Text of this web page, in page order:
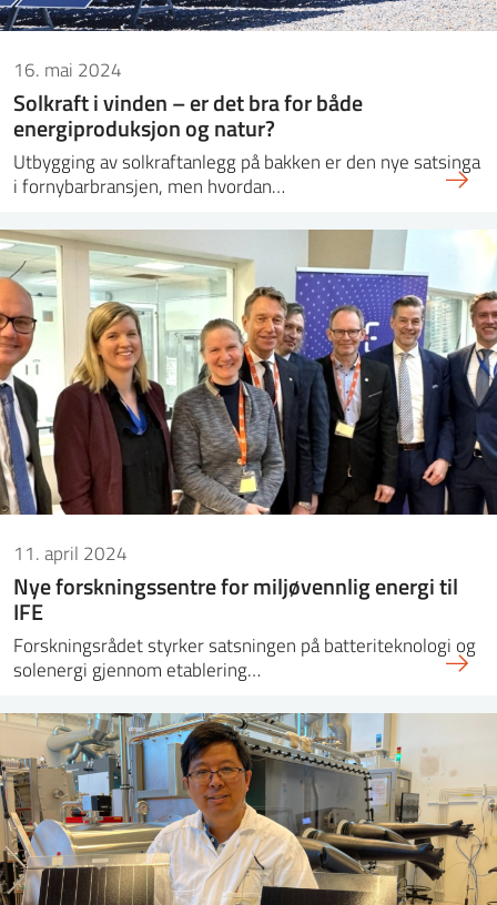
16. mai 2024
Solkraft i vinden – er det bra for både
energiproduksjon og natur?
Utbygging av solkraftanlegg på bakken er den nye satsinga
i fornybarbransjen, men hvordan…
11. april 2024
Nye forskningssentre for miljøvennlig energi til
IFE
Forskningsrådet styrker satsningen på batteriteknologi og
solenergi gjennom etablering…